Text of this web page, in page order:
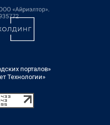
порталов»
Технологии»